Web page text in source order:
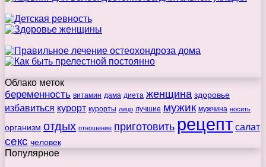
Облако меток
беременность витамин дама диета женщина здоровье
избавиться курорт курорты лицо лучшие мужик мужчина носить
организм отдых отношение приготовить рецепт салат
секс человек
Популярное